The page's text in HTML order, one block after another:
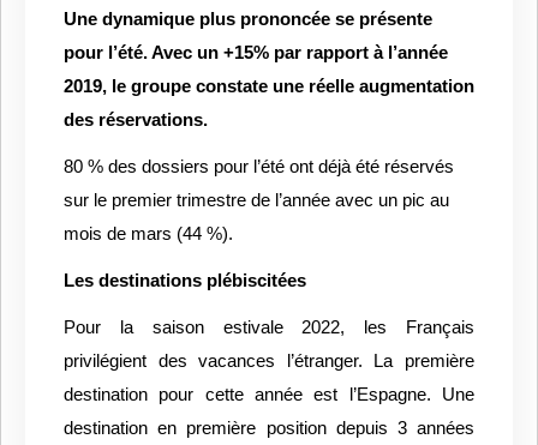
Une dynamique plus prononcée se présente
pour l’été. Avec un +15% par rapport à l’année
2019, le groupe constate une réelle augmentation
des réservations.
80 % des dossiers pour l’été ont déjà été réservés
sur le premier trimestre de l’année avec un pic au
mois de mars (44 %).
Les destinations plébiscitées
Pour la saison estivale 2022, les Français
privilégient des vacances l’étranger. La première
destination pour cette année est l’Espagne. Une
destination en première position depuis 3 années